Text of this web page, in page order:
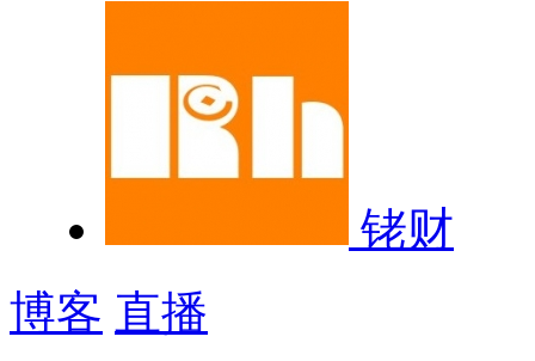
铑财
博客 直播